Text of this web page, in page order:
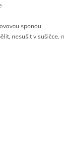
sponou
nesušit v sušičce,